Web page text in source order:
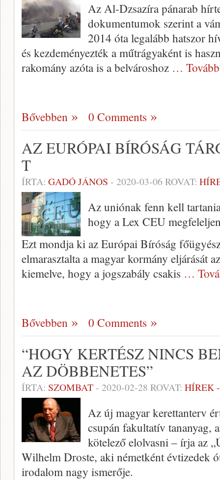
Az Al-Dzsazíra pánarab
dokumentumok szerint a
2014 óta legalább hatszor
és kezdeményezték a műtrágyaként is
rakomány azóta is a belvároshoz …
Bővebben 0 Comments
AZ EURÓPAI BÍRÓSÁG
T
ÍRTA: GADÓ JÁNOS - 2020-03-06 ROVAT:
Az uniónak fenn kell
hogy a Lex CEU
Ezt mondja ki az Európai Bíróság
elmarasztalta a magyar kormány eljárását
kiemelve, hogy a jogszabály csakis …
Bővebben 0 Comments
“HOGY KERTÉSZ NINCS
AZ DÖBBENETES”
ÍRTA: SZOMBAT- 2020-02-28 ROVAT: HÍREK
Az új magyar kerettanterv
csupán fakultatív tananyag,
kötelező elolvasni – írja az
Wilhelm Droste, aki németként évtizedek
irodalom nagy ismerője.